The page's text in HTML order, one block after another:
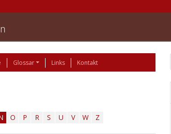
Glossar Links Kontakt
O P R S U V W Z